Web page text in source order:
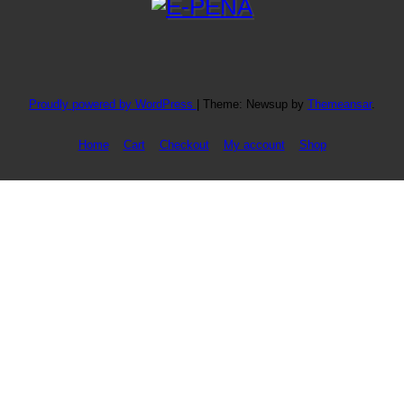
Proudly powered by WordPress Theme: Newsup by Themeansar.
Home Cart Checkout My account Shop